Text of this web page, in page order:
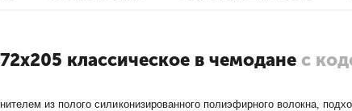
классическое в чемодане с
из полого силиконизированного полиэфирного волокна,